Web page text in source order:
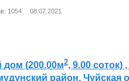
1054 08.07.2021
дом (200.00м2, 9.00 соток)
район, Чуйская